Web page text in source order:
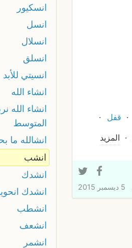
قفل
المزيد
5 ديسمبر 2015
انسكيور
انسل
انسلال
انسلق
انسيتي للأبد
انشاء الله
انشاء الله
المتوسط
انشالله ما
انشب
انشدك
انشدك
انشطب
انشعف
انشمر